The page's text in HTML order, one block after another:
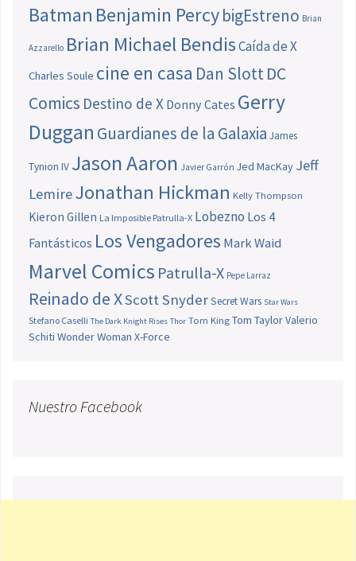
Batman Benjamin PercybigEstreno Brian
Azzarello Brian Michael BendisCaída de X
Charles Soule cine en casa Dan SlottDC
Comics Destino de X Donny Cates Gerry
Duggan Guardianes de la Galaxia James
Tynion IV Jason Aaron Javier Garrón Jed MacKay Jeff
LemireJonathan Hickman Kelly Thompson
Kieron Gillen La Imposible Patrulla-X Lobezno Los 4
Fantásticos Los Vengadores Mark Waid
Marvel Comics Patrulla-X Pepe Larraz
Reinado de XScott SnyderSecret Wars Star Wars
Stefano Caselli The Dark Knight Rises Thor Tom King Tom TaylorValerio
Schiti Wonder Woman X-Force
Nuestro Facebook